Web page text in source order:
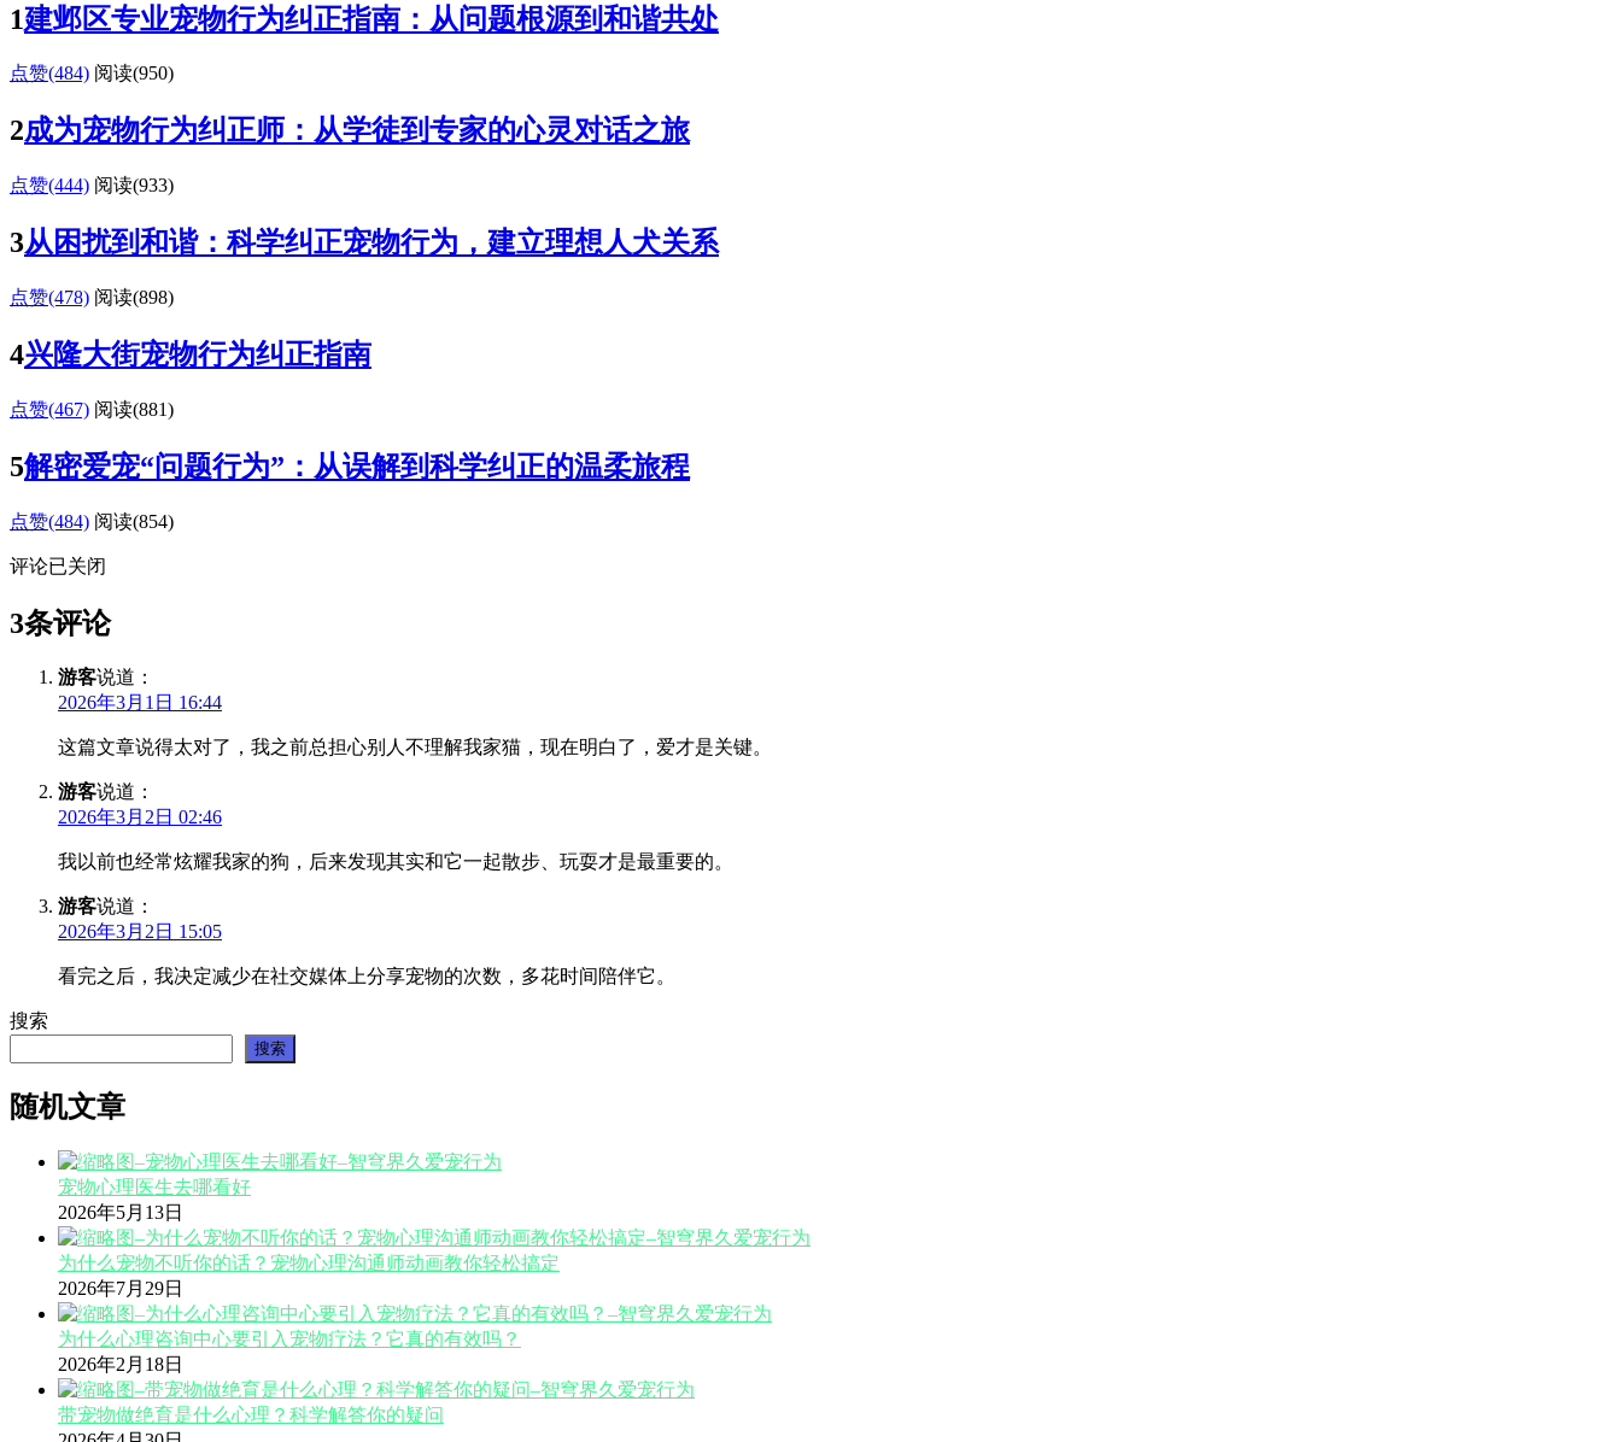
1建邺区专业宠物行为纠正指南：从问题根源到和谐共处
点赞(484) 阅读(950)
2成为宠物行为纠正师：从学徒到专家的心灵对话之旅
点赞(444) 阅读(933)
3从困扰到和谐：科学纠正宠物行为，建立理想人犬关系
点赞(478) 阅读(898)
4兴隆大街宠物行为纠正指南
点赞(467) 阅读(881)
5解密爱宠“问题行为”：从误解到科学纠正的温柔旅程
点赞(484) 阅读(854)
评论已关闭
3条评论
游客说道：
2026年3月1日 16:44
这篇文章说得太对了，我之前总担心别人不理解我家猫，现在明白了，爱才是关键。
游客说道：
2026年3月2日 02:46
我以前也经常炫耀我家的狗，后来发现其实和它一起散步、玩耍才是最重要的。
游客说道：
2026年3月2日 15:05
看完之后，我决定减少在社交媒体上分享宠物的次数，多花时间陪伴它。
搜索
搜索
随机文章
宠物心理医生去哪看好
2026年5月13日
为什么宠物不听你的话？宠物心理沟通师动画教你轻松搞定
2026年7月29日
为什么心理咨询中心要引入宠物疗法？它真的有效吗？
2026年2月18日
带宠物做绝育是什么心理？科学解答你的疑问